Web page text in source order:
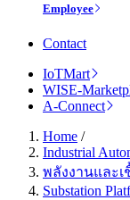
Employee
Contact
IoTMart
WISE-
A-Connect
Home /
Industrial
พลังงานและเ
Substation